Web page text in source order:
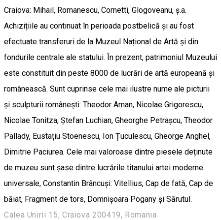
Craiova: Mihail, Romanescu, Cornetti, Glogoveanu, ș.a.
Achizițiile au continuat în perioada postbelică și au fost
efectuate transferuri de la Muzeul Național de Artă și din
fondurile centrale ale statului. În prezent, patrimoniul Muzeului
este constituit din peste 8000 de lucrări de artă europeană și
românească. Sunt cuprinse cele mai ilustre nume ale picturii
și sculpturii românești: Theodor Aman, Nicolae Grigorescu,
Nicolae Tonitza, Ștefan Luchian, Gheorghe Petrașcu, Theodor
Pallady, Eustațiu Stoenescu, Ion Țuculescu, Gheorge Anghel,
Dimitrie Paciurea. Cele mai valoroase dintre piesele deținute
de muzeu sunt șase dintre lucrările titanului artei moderne
universale, Constantin Brâncuși: Vitellius, Cap de fată, Cap de
băiat, Fragment de tors, Domnișoara Pogany și Sărutul.
Calea Unirii 15, Craiova 200419, Romania